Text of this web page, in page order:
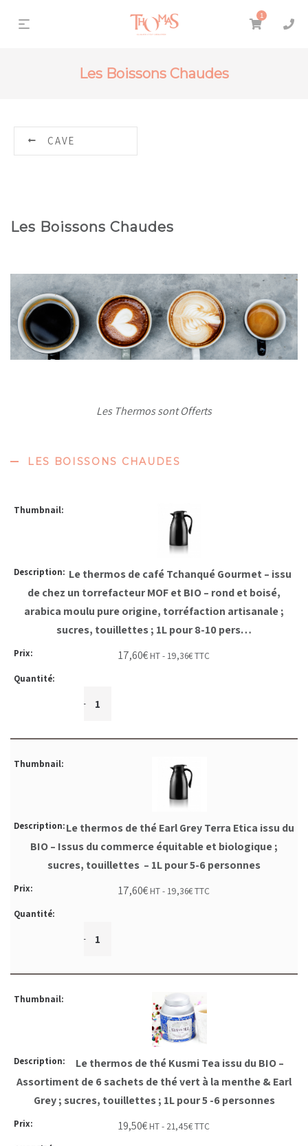
1
Les Boissons Chaudes
CAVE
Les Boissons Chaudes
Les Thermos sont Offerts
LES BOISSONS CHAUDES
Le thermos de café Tchanqué Gourmet – issu
de chez un torrefacteur MOF et BIO – rond et boisé,
arabica moulu pure origine, torréfaction artisanale ;
sucres, touillettes ; 1L pour 8-10 pers…
17,60€ HT - 19,36€TTC
+
Le thermos de thé Earl Grey Terra Etica issu du
BIO – Issus du commerce équitable et biologique ;
sucres, touillettes – 1L pour 5-6 personnes
17,60€ HT - 19,36€TTC
+
Le thermos de thé Kusmi Tea issu du BIO –
Assortiment de 6 sachets de thé vert à la menthe & Earl
Grey ; sucres, touillettes ; 1L pour 5 -6 personnes
19,50€ HT - 21,45€TTC